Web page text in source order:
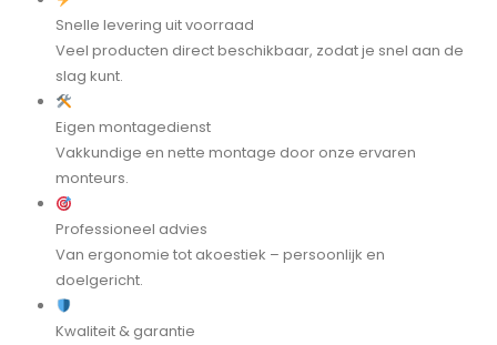
Snelle levering uit voorraad
Veel producten direct beschikbaar, zodat je snel aan de
slag kunt.
Eigen montagedienst
Vakkundige en nette montage door onze ervaren
monteurs.
Professioneel advies
Van ergonomie tot akoestiek – persoonlijk en
doelgericht.
Kwaliteit & garantie